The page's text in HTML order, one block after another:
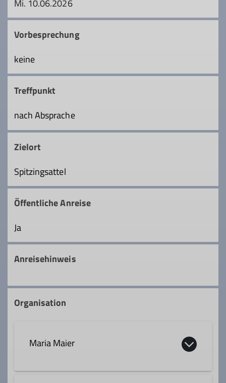
Mi. 10.06.2026
Vorbesprechung
keine
Treffpunkt
nach Absprache
Zielort
Spitzingsattel
Öffentliche Anreise
Ja
Anreisehinweis
Organisation
Maria Maier